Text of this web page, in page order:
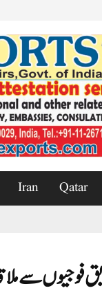
Qatar
Iran